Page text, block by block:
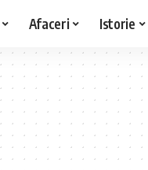
Afaceri Istorie